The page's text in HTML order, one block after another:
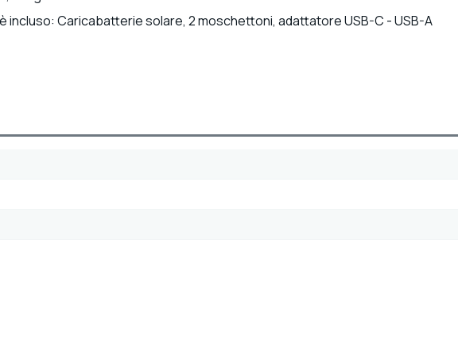
incluso: Caricabatterie solare, 2 moschettoni, adattatore USB-C - USB-A